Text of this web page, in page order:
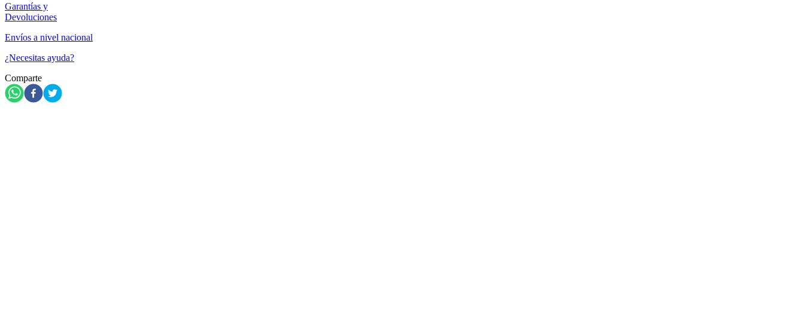
Garantías y
Devoluciones
Envíos a nivel nacional
¿Necesitas ayuda?
Comparte